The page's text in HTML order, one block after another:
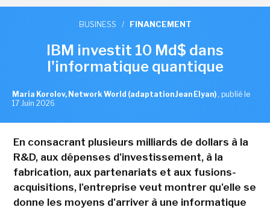
BUSINESS / FINANCEMENT
IBM investit 10 Md$ dans
l'informatique quantique
Maria Korolov, Network World (adaptation Jean Elyan) , publié le
17 Juin 2026
En consacrant plusieurs milliards de dollars à la
R&D, aux dépenses d'investissement, à la
fabrication, aux partenariats et aux fusions-
acquisitions, l'entreprise veut montrer qu'elle se
donne les moyens d'arriver à une informatique